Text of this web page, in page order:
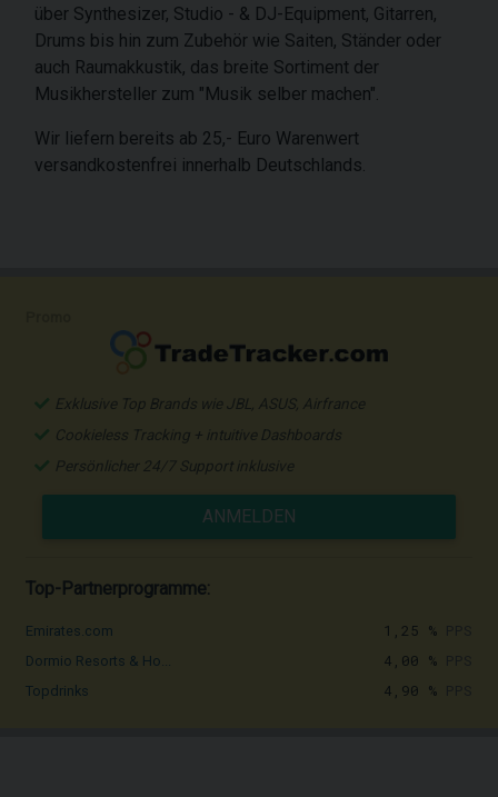
über Synthesizer, Studio - & DJ-Equipment, Gitarren,
Drums bis hin zum Zubehör wie Saiten, Ständer oder
auch Raumakkustik, das breite Sortiment der
Musikhersteller zum "Musik selber machen".
Wir liefern bereits ab 25,- Euro Warenwert
versandkostenfrei innerhalb Deutschlands.
Exklusive Top Brands wie JBL, ASUS, Airfrance
Cookieless Tracking + intuitive Dashboards
Persönlicher 24/7 Support inklusive
ANMELDEN
Top-Partnerprogramme:
Emirates.com 1,25 %
Dormio Resorts & Ho... 4,00 %
Topdrinks 4,90 %